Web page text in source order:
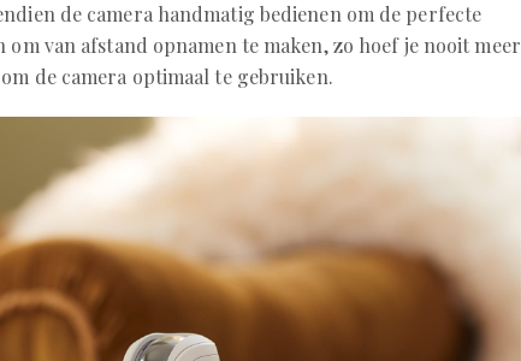
de camera handmatig bedienen om de perfecte
om van afstand opnamen te maken, zo hoef je nooit meer
de camera optimaal te gebruiken.